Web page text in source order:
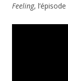
Feeling,